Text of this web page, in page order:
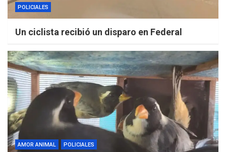
POLICIALES
Un ciclista recibió un disparo en Federal
AMOR ANIMAL POLICIALES